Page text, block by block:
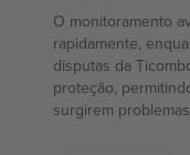
O monitoramento
rapidamente,
disputas da
proteção,
surgirem